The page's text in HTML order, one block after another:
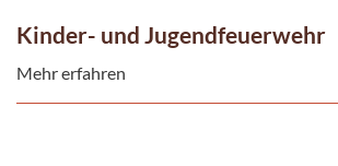
Kinder- und Jugendfeuerwehr
Mehr erfahren